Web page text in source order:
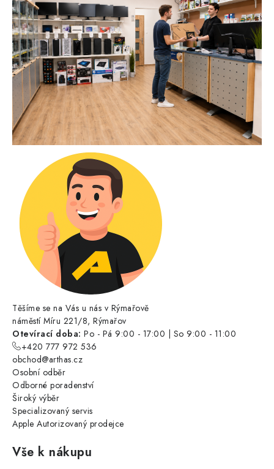
Těšíme se na Vás u nás v Rýmařově
náměstí Míru 221/8, Rýmařov
Otevírací doba: Po - Pá 9:00 - 17:00 | So 9:00 - 11:00
+420 777 972 536
obchod@arthas.cz
Osobní odběr
Odborné poradenství
Široký výběr
Specializovaný servis
Apple Autorizovaný prodejce
Vše k nákupu